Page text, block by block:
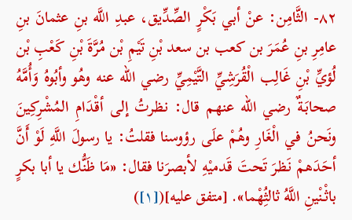
۸۲- الثَّامِن: عنْ أبي بَكْرٍ الصِّدِّيق، عبدِ اللَّه بنِ عثمانَ بنِ
عامِرِ بنِ عُمَرَ بن كعب بن سعد بْنِ تَيْمِ بْن مُرَّةَ بْنِ كَعْبِ بْن
لُؤيِّ بْنِ غَالِب الْقُرَشِيِّ التَّيْمِيِّ رضي الله عنه وهُو وأبُوهُ وَأُمَّهُ
صحابَةٌ رضي الله عنهم قال: نظرتُ إلى أقْدَامِ المُشْرِكِينَ
ونَحنُ في الْغَارِ وهُمْ علَى رؤوسنا فقلتُ: يا رسولَ اللَّهِ لَوْ أَنَّ
أحَدَهمْ نَظرَ تَحتَ قَدميْهِ لأبصرَنا فقال: «مَا ظَنُّك يا أبا بكرٍ
باثْنْينِ اللَّهُ ثالثُِهْما». [متفق عليه]([۱] )